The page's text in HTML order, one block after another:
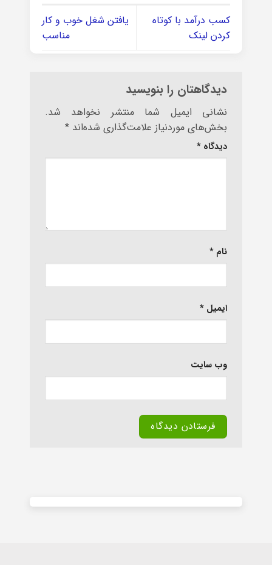
کسب درآمد با کوتاه
کردن لینک
یافتن شغل خوب و کار
مناسب
دیدگاهتان را بنویسید
نشانی ایمیل شما منتشر نخواهد شد.
بخش‌های موردنیاز علامت‌گذاری شده‌اند *
دیدگاه *
نام *
ایمیل *
وب‌ سایت